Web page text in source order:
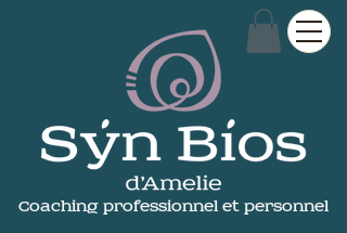
Coaching professionnel et personnel